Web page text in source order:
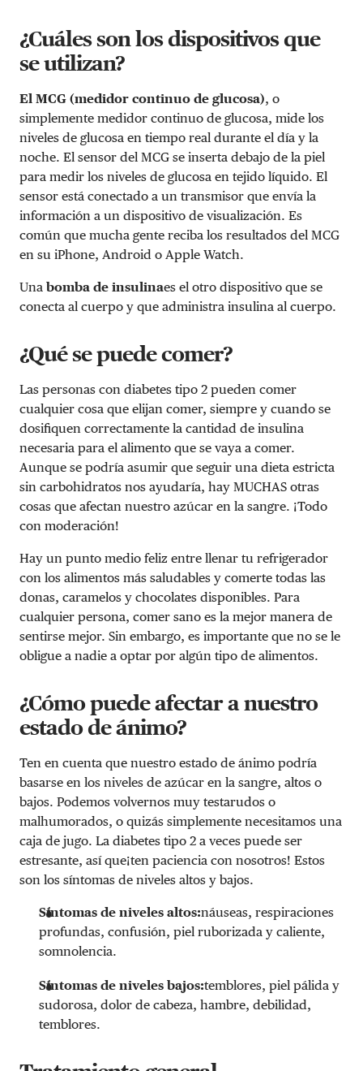
¿Cuáles son los dispositivos que
se utilizan?
El MCG (medidor continuo de glucosa), o
simplemente medidor continuo de glucosa, mide los
niveles de glucosa en tiempo real durante el día y la
noche. El sensor del MCG se inserta debajo de la piel
para medir los niveles de glucosa en tejido líquido. El
sensor está conectado a un transmisor que envía la
información a un dispositivo de visualización. Es
común que mucha gente reciba los resultados del MCG
en su iPhone, Android o Apple Watch.
Una bomba de insulinaes el otro dispositivo que se
conecta al cuerpo y que administra insulina al cuerpo.
¿Qué se puede comer?
Las personas con diabetes tipo 2 pueden comer
cualquier cosa que elijan comer, siempre y cuando se
dosifiquen correctamente la cantidad de insulina
necesaria para el alimento que se vaya a comer.
Aunque se podría asumir que seguir una dieta estricta
sin carbohidratos nos ayudaría, hay MUCHAS otras
cosas que afectan nuestro azúcar en la sangre. ¡Todo
con moderación!
Hay un punto medio feliz entre llenar tu refrigerador
con los alimentos más saludables y comerte todas las
donas, caramelos y chocolates disponibles. Para
cualquier persona, comer sano es la mejor manera de
sentirse mejor. Sin embargo, es importante que no se le
obligue a nadie a optar por algún tipo de alimentos.
¿Cómo puede afectar a nuestro
estado de ánimo?
Ten en cuenta que nuestro estado de ánimo podría
basarse en los niveles de azúcar en la sangre, altos o
bajos. Podemos volvernos muy testarudos o
malhumorados, o quizás simplemente necesitamos una
caja de jugo. La diabetes tipo 2 a veces puede ser
estresante, así que¡ten paciencia con nosotros! Estos
son los síntomas de niveles altos y bajos.
Síntomas de niveles altos:náuseas, respiraciones
profundas, confusión, piel ruborizada y caliente,
somnolencia.
Síntomas de niveles bajos:temblores, piel pálida y
sudorosa, dolor de cabeza, hambre, debilidad,
temblores.